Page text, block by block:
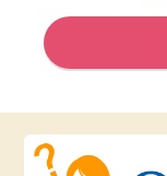
無料
即日還元
エンタメ
暮らし